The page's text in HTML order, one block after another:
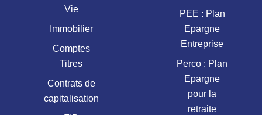
Vie
Immobilier
Comptes
Titres
Contrats de
capitalisation
PEE : Plan
Epargne
Entreprise
Perco : Plan
Epargne
pour la
retraite